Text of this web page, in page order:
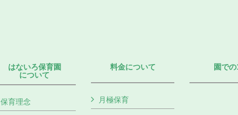
はないろ保育園
について
保育理念
料金について
月極保育
園での